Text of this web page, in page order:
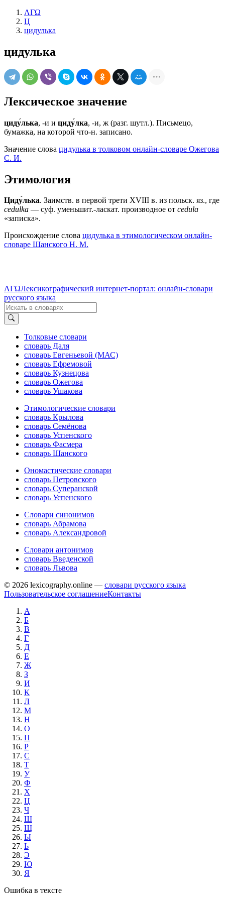
ΛΓΩ
Ц
цидулька
цидулька
Лексическое значение
циду́лька, -и и циду́лка, -и, ж (разг. шутл.). Письмецо,
бумажка, на которой что-н. записано.
Значение слова цидулька в толковом онлайн-словаре Ожегова
C. И.
Этимология
Циду́лька. Заимств. в первой трети XVIII в. из польск. яз., где
cedulka — суф. уменьшит.-ласкат. производное от cedula
«записка».
Происхождение слова цидулька в этимологическом онлайн-
словаре Шанского Н. М.
ΛΓΩЛексикографический интернет-портал: онлайн-словари
русского языка
Толковые словари
словарь Даля
словарь Евгеньевой (МАС)
словарь Ефремовой
словарь Кузнецова
словарь Ожегова
словарь Ушакова
Этимологические словари
словарь Крылова
словарь Семёнова
словарь Успенского
словарь Фасмера
словарь Шанского
Ономастические словари
словарь Петровского
словарь Суперанской
словарь Успенского
Словари синонимов
словарь Абрамова
словарь Александровой
Словари антонимов
словарь Введенской
словарь Львова
© 2026 lexicography.online — словари русского языка
Пользовательское соглашениеКонтакты
А
Б
В
Г
Д
Е
Ж
З
И
К
Л
М
Н
О
П
Р
С
Т
У
Ф
Х
Ц
Ч
Ш
Щ
Ы
Ь
Э
Ю
Я
Ошибка в тексте